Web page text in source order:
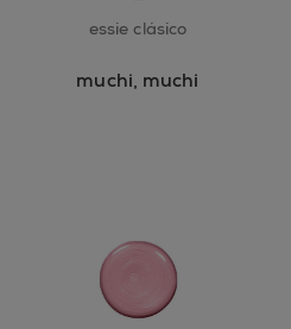
essie clásico
muchi, muchi